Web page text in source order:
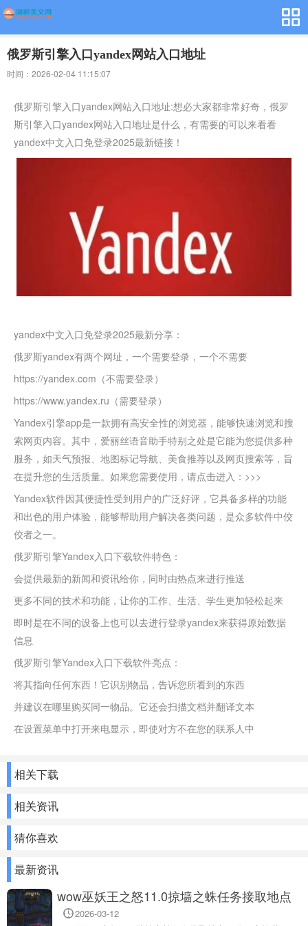
俄罗斯引擎入口yandex网站入口地址
时间：2026-02-04 11:15:07
俄罗斯引擎入口yandex网站入口地址:想必大家都非常好奇，俄罗
斯引擎入口yandex网站入口地址是什么，有需要的可以来看看
yandex中文入口免登录2025最新链接！
yandex中文入口免登录2025最新分享：
俄罗斯yandex有两个网址，一个需要登录，一个不需要
https://yandex.com（不需要登录）
https://www.yandex.ru（需要登录）
Yandex引擎app是一款拥有高安全性的浏览器，能够快速浏览和搜
索网页内容。其中，爱丽丝语音助手特别之处是它能为您提供多种
服务，如天气预报、地图标记导航、美食推荐以及网页搜索等，旨
在提升您的生活质量。如果您需要使用，请点击进入：>>>
Yandex软件因其便捷性受到用户的广泛好评，它具备多样的功能
和出色的用户体验，能够帮助用户解决各类问题，是众多软件中佼
佼者之一。
俄罗斯引擎Yandex入口下载软件特色：
会提供最新的新闻和资讯给你，同时由热点来进行推送
更多不同的技术和功能，让你的工作、生活、学生更加轻松起来
即时是在不同的设备上也可以去进行登录yandex来获得原始数据
信息
俄罗斯引擎Yandex入口下载软件亮点：
将其指向任何东西！它识别物品，告诉您所看到的东西
并建议在哪里购买同一物品。它还会扫描文档并翻译文本
在设置菜单中打开来电显示，即使对方不在您的联系人中
相关下载
相关资讯
猜你喜欢
最新资讯
wow巫妖王之怒11.0掠墙之蛛任务接取地点
一览2026-03-12